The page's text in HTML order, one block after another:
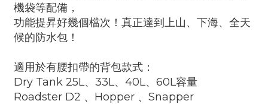
機袋等配備，
功能提昇好幾個檔次！真正達到上山、下海、全天
候的防水包！
適用於有腰扣帶的背包款式：
Dry Tank 25L、33L、40L、60L容量
Roadster D2 、Hopper 、Snapper